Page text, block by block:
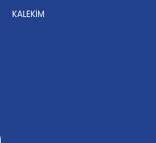
KALEKİM